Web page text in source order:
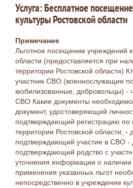
Услуга: Бесплатное
культуры Ростовской области
Примечание
Льготное посещение учреждений
области (предоставляется при
территории Ростовской области)
участник СВО (военнослужащие по
мобилизованные, добровольцы) -
СВО Какие документы необходимо
документ, удостоверяющий
подтверждающий регистрацию по
территории Ростовской области; -
подтверждающий участие в СВО -
подтверждающий родство с
уточнения информации о наличии
применения указанных льгот
непосредственно в учреждение